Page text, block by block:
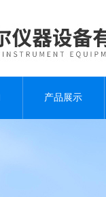
产品展示